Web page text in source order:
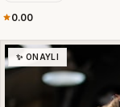
0.00
✨ ONAYLI